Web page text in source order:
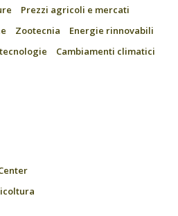
Prezzi agricoli e mercati
Zootecnia
Energie rinnovabili
Cambiamenti climatici